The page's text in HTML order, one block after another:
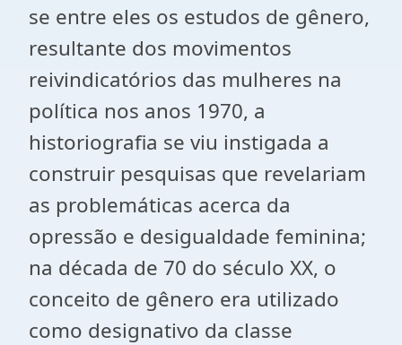
se entre eles os estudos de gênero,
resultante dos movimentos
reivindicatórios das mulheres na
política nos anos 1970, a
historiografia se viu instigada a
construir pesquisas que revelariam
as problemáticas acerca da
opressão e desigualdade feminina;
na década de 70 do século XX, o
conceito de gênero era utilizado
como designativo da classe